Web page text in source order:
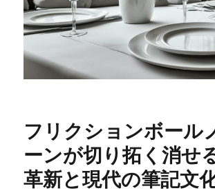
フリクションボール
ーンが切り拓く消せ
革新と現代の筆記文